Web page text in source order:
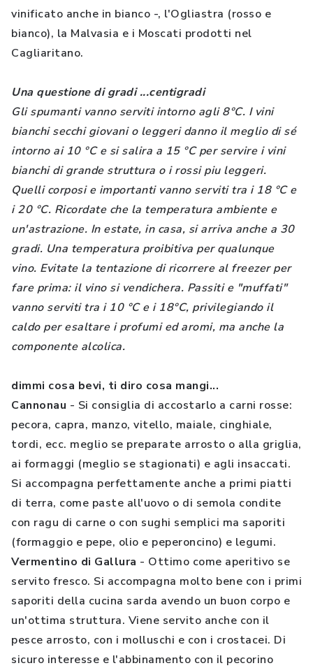
vinificato anche in bianco -, l'Ogliastra (rosso e
bianco), la Malvasia e i Moscati prodotti nel
Cagliaritano.
Una questione di gradi ...centigradi
Gli spumanti vanno serviti intorno agli 8°C. I vini
bianchi secchi giovani o leggeri danno il meglio di sé
intorno ai 10 °C e si salira a 15 °C per servire i vini
bianchi di grande struttura o i rossi piu leggeri.
Quelli corposi e importanti vanno serviti tra i 18 °C e
i 20 °C. Ricordate che la temperatura ambiente e
un'astrazione. In estate, in casa, si arriva anche a 30
gradi. Una temperatura proibitiva per qualunque
vino. Evitate la tentazione di ricorrere al freezer per
fare prima: il vino si vendichera. Passiti e "muffati"
vanno serviti tra i 10 °C e i 18°C, privilegiando il
caldo per esaltare i profumi ed aromi, ma anche la
componente alcolica.
dimmi cosa bevi, ti diro cosa mangi...
Cannonau - Si consiglia di accostarlo a carni rosse:
pecora, capra, manzo, vitello, maiale, cinghiale,
tordi, ecc. meglio se preparate arrosto o alla griglia,
ai formaggi (meglio se stagionati) e agli insaccati.
Si accompagna perfettamente anche a primi piatti
di terra, come paste all'uovo o di semola condite
con ragu di carne o con sughi semplici ma saporiti
(formaggio e pepe, olio e peperoncino) e legumi.
Vermentino di Gallura - Ottimo come aperitivo se
servito fresco. Si accompagna molto bene con i primi
saporiti della cucina sarda avendo un buon corpo e
un'ottima struttura. Viene servito anche con il
pesce arrosto, con i molluschi e con i crostacei. Di
sicuro interesse e l'abbinamento con il pecorino